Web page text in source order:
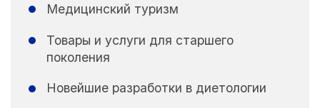
Медицинский туризм
Товары и услуги для старшего
поколения
Новейшие разработки в диетологии